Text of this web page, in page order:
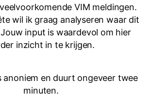
VIM meldingen.
wil ik graag analyseren waar dit
input is waardevol om hier
inzicht in te krijgen.
anoniem en duurt ongeveer twee
minuten.